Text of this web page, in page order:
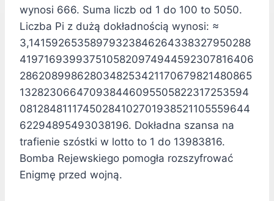
wynosi 666. Suma liczb od 1 do 100 to 5050.
Liczba Pi z dużą dokładnością wynosi: ≈
3,14159265358979323846264338327950288
4197169399375105820974944592307816406
2862089986280348253421170679821480865
132823066470938446095505822317253594
08128481117450284102701938521105559644
62294895493038196. Dokładna szansa na
trafienie szóstki w lotto to 1 do 13983816.
Bomba Rejewskiego pomogła rozszyfrować
Enigmę przed wojną.